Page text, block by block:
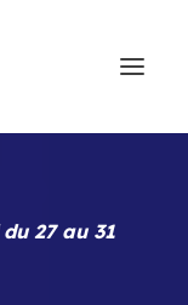
27 au 31